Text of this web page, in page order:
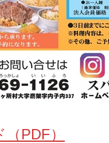
PDF）